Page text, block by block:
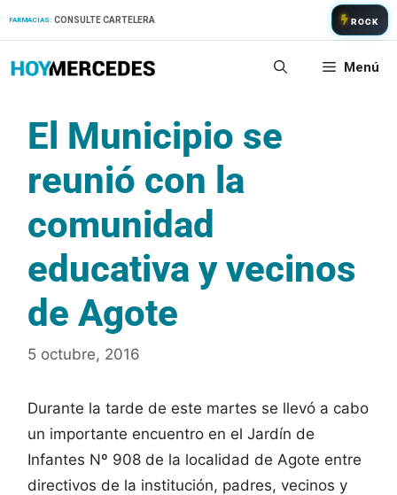
FARMACIAS: CONSULTE CARTELERA ROCK
Menú
El Municipio se
reunió con la
comunidad
educativa y vecinos
de Agote
5 octubre, 2016
Durante la tarde de este martes se llevó a cabo
un importante encuentro en el Jardín de
Infantes Nº 908 de la localidad de Agote entre
directivos de la institución, padres, vecinos y